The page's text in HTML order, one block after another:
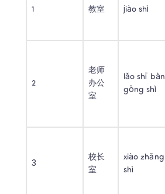
1 教室 jiào shì
2
老师
办公
室
lǎo shī bàn
gōng shì
3
校长
室
xiào zhǎng
shì